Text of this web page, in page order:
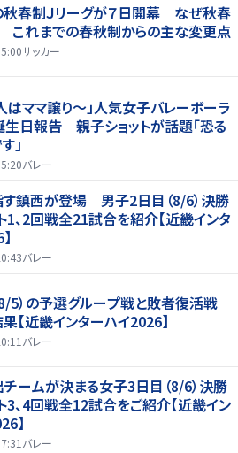
春制Ｊリーグが７日開幕 なぜ秋春
これまでの春秋制からの主な変更点
サッカー
はママ譲り～」人気女子バレーボーラ
日報告 親子ショットが話題「恐る
」
バレー
鎮西が登場 男子2日目（8/6）決勝
1、2回戦全21試合を紹介【近畿インタ
バレー
5）の予選グループ戦と敗者復活戦
【近畿インターハイ2026】
バレー
ームが決まる女子3日目（8/6）決勝
3、4回戦全12試合をご紹介【近畿イン
】
バレー